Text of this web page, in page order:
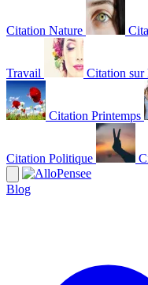
Citation Nature
Travail Citation sur
Citation Printemps
Citation Politique
Blog